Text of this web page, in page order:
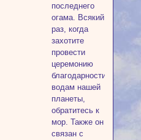
последнего
огама. Всякий
раз, когда
захотите
провести
церемонию
благодарности
водам нашей
планеты,
обратитесь к
мор. Также он
связан с